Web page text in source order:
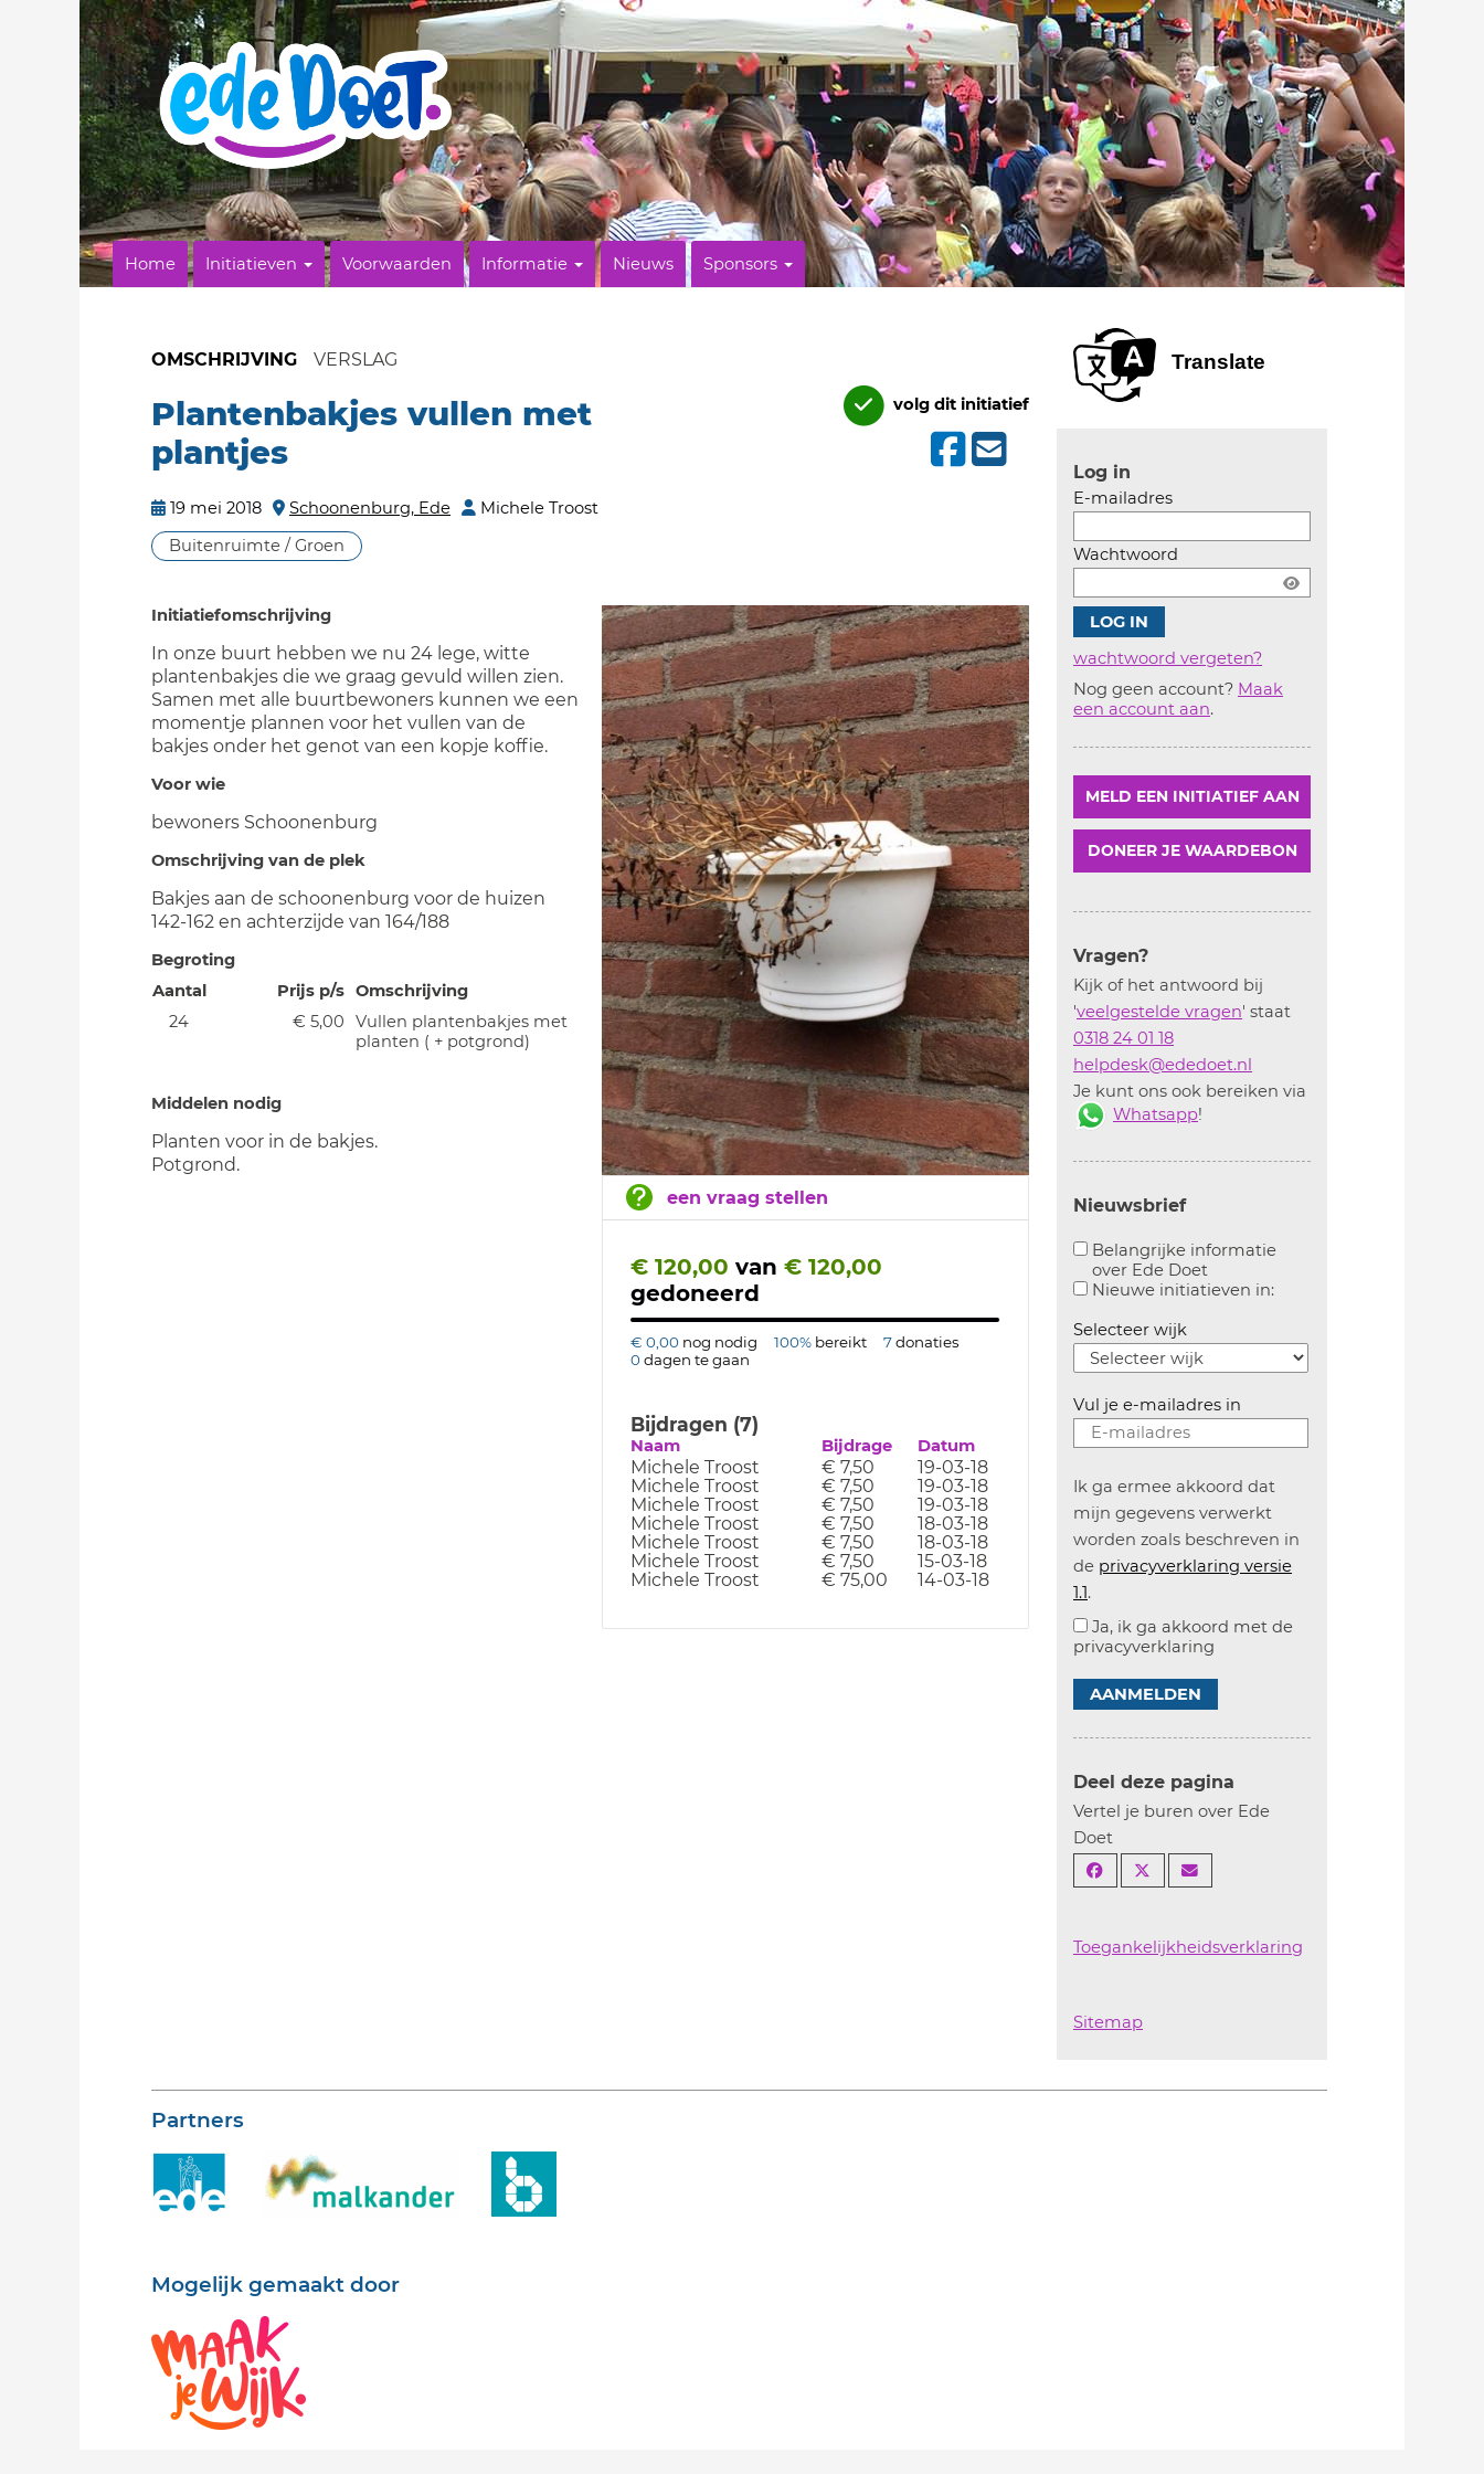
Home Initiatieven Voorwaarden Informatie Nieuws Sponsors
OMSCHRIJVING VERSLAG
Plantenbakjes vullen met
plantjes
19 mei 2018 Schoonenburg, Ede
Michele Troost
Buitenruimte / Groen
volg dit initiatief
een vraag stellen
€ 120,00 van € 120,00
gedoneerd
€ 0,00 nog nodig 100% bereikt 7donaties
0dagen te gaan
Bijdragen (7)
Naam Bijdrage Datum
Michele Troost € 7,50
19-03-18
Michele Troost
€ 7,50
19-03-18
Michele Troost
€ 7,50
19-03-18
Michele Troost
€ 7,50
18-03-18
Michele Troost
€ 7,50
18-03-18
Michele Troost
€ 7,50
15-03-18
Michele Troost
€ 75,00 14-03-18
Initiatiefomschrijving
In onze buurt hebben we nu 24 lege, witte
plantenbakjes die we graag gevuld willen zien.
Samen met alle buurtbewoners kunnen we een
momentje plannen voor het vullen van de
bakjes onder het genot van een kopje koffie.
Voor wie
bewoners Schoonenburg
Omschrijving van de plek
Bakjes aan de schoonenburg voor de huizen
142-162 en achterzijde van 164/188
Begroting
Aantal
Prijs p/s Omschrijving
24
€ 5,00
Vullen plantenbakjes met
planten ( + potgrond)
Middelen nodig
Planten voor in de bakjes.
Potgrond.
Translate
Log in
E-mailadres
Wachtwoord
wachtwoord vergeten?
Nog geen account? Maak
een account aan.
MELD EEN INITIATIEF AAN
DONEER JE WAARDEBON
Vragen?
Kijk of het antwoord bij
'veelgestelde vragen' staat
0318 24 01 18
helpdesk@ededoet.nl
Je kunt ons ook bereiken via
Whatsapp!
Nieuwsbrief
Belangrijke informatie
over Ede Doet
Aanvinken om belangrijke informatie over
Nieuwe initiatieven in:Aanvinken om
Selecteer wijk
Vul je e-mailadres in
Ik ga ermee akkoord dat
mijn gegevens verwerkt
worden zoals beschreven in
de privacyverklaring versie
1.1.
Ja, ik ga akkoord met de
privacyverklaring
AANMELDEN
Deel deze pagina
Vertel je buren over Ede
Doet
Toegankelijkheidsverklaring
Sitemap
Partners
Mogelijk gemaakt door